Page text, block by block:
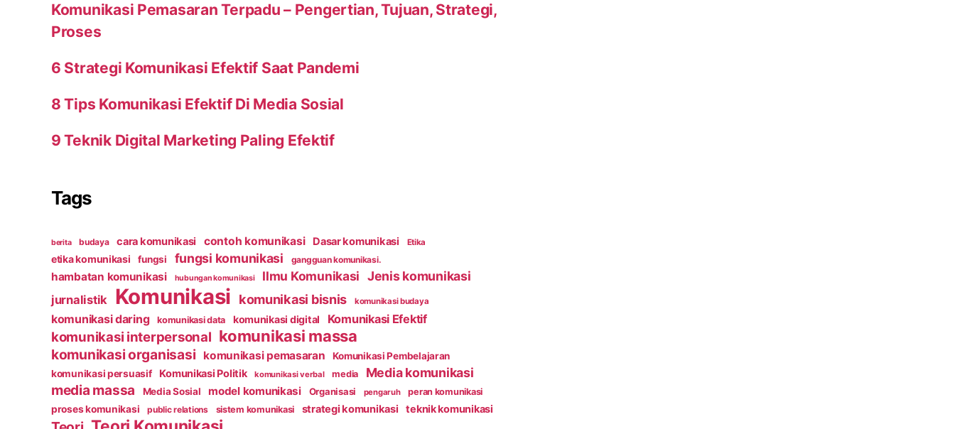
Komunikasi Pemasaran Terpadu – Pengertian, Tujuan, Strategi,
Proses
6 Strategi Komunikasi Efektif Saat Pandemi
8 Tips Komunikasi Efektif Di Media Sosial
9 Teknik Digital Marketing Paling Efektif
Tags
berita budaya cara komunikasi contoh komunikasi Dasar komunikasi Etika
etika komunikasi fungsi fungsi komunikasi gangguan komunikasi.
hambatan komunikasi hubungan komunikasi Ilmu Komunikasi Jenis komunikasi
jurnalistik Komunikasi komunikasi bisnis komunikasi budaya
komunikasi daring komunikasi data komunikasi digital Komunikasi Efektif
komunikasi interpersonal komunikasi massa
komunikasi organisasi komunikasi pemasaran
Komunikasi Pembelajaran
komunikasi persuasif
Komunikasi Politik komunikasi verbal media Media komunikasi
media massa Media Sosial model komunikasi Organisasi pengaruh peran komunikasi
proses komunikasi public relations sistem komunikasi strategi komunikasi teknik komunikasi